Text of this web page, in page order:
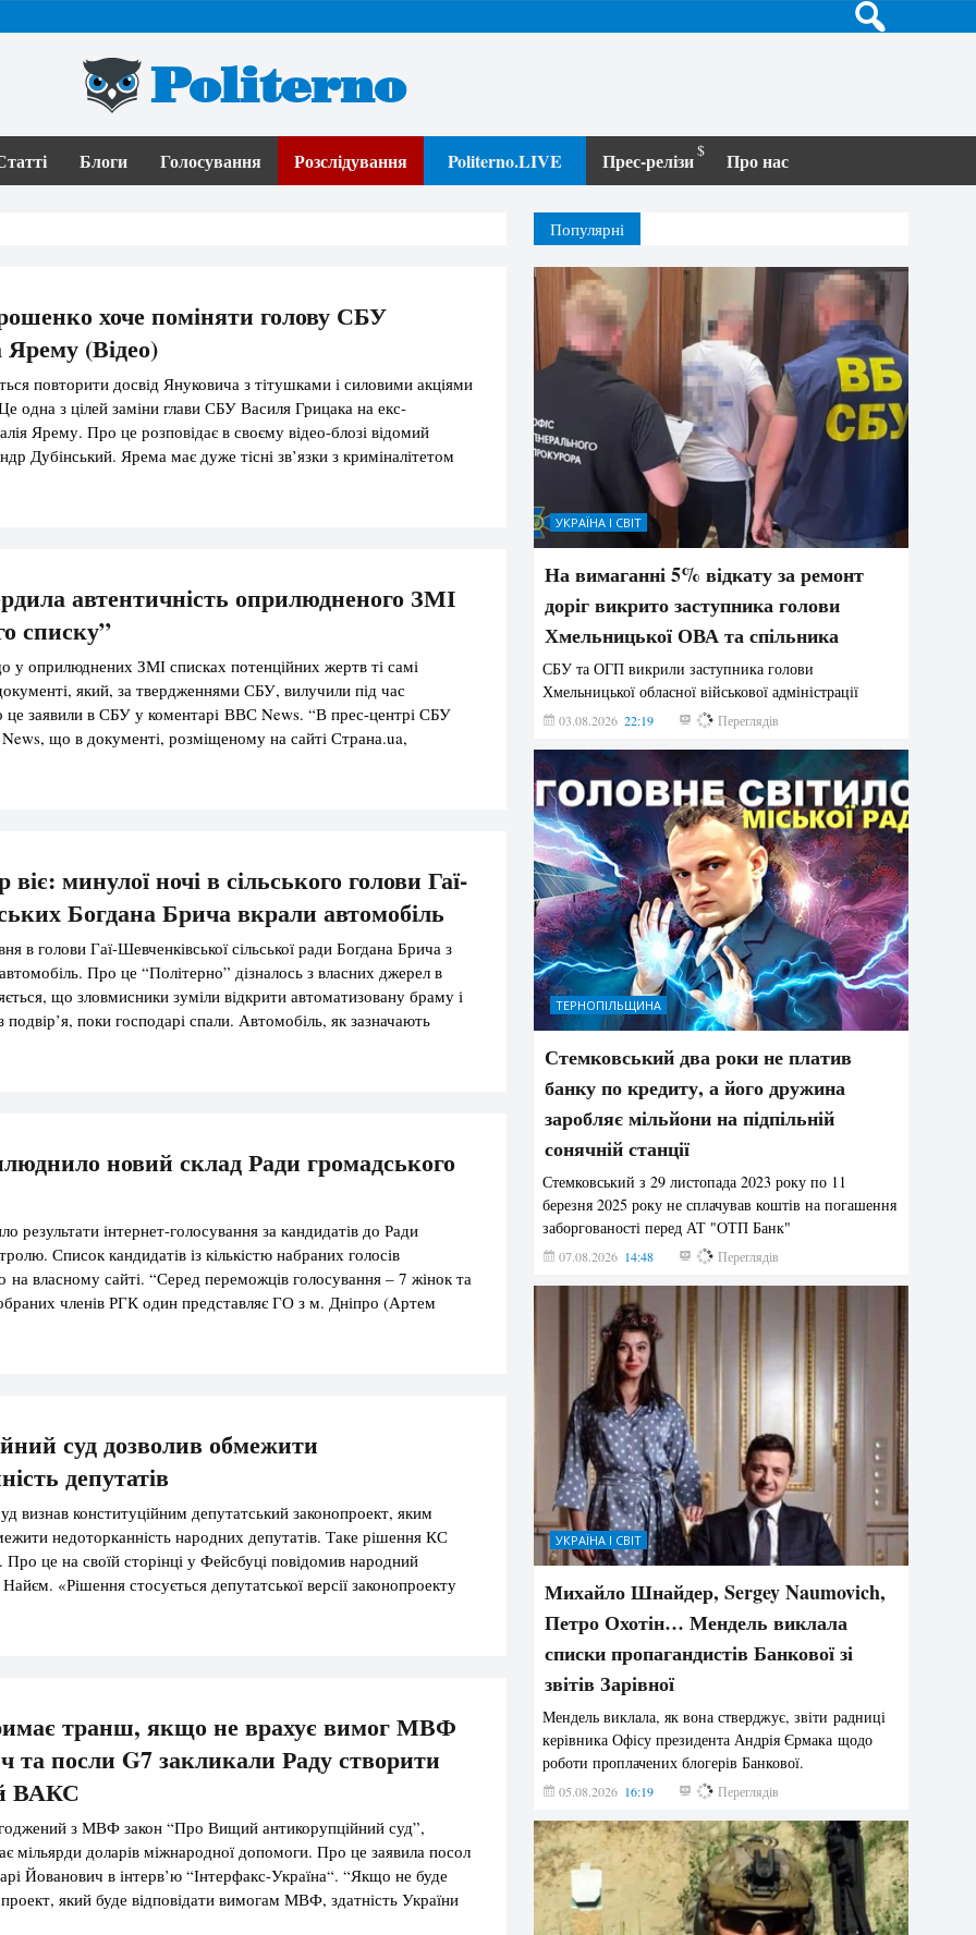
Politerno
Блоги Голосування Розслідування Politerno.LIVE Прес-релізи Про нас
хоче поміняти голову СБУ
(Відео)
повторити досвід Януковича з тітушками і силовими акціями
одна з цілей заміни глави СБУ Василя Грицака на екс-
Ярему. Про це розповідає в своєму відео-блозі відомий
Дубінський. Ярема має дуже тісні зв’язки з криміналітетом
в київському УБОЗі разом з главою держохорони Гелетеєм і […]
автентичність оприлюдненого ЗМІ
списку”
оприлюднених ЗМІ списках потенційних жертв ті самі
який, за твердженнями СБУ, вилучили під час
це заявили в СБУ у коментарі ВВС News. “В прес-центрі СБУ
що в документі, розміщеному на сайті Страна.ua,
прізвища, що і в списку, який […]
віє: минулої ночі в сільського голови Гаї-
Богдана Брича вкрали автомобіль
в голови Гаї-Шевченківської сільської ради Богдана Брича з
Про це “Політерно” дізналось з власних джерел в
що зловмисники зуміли відкрити автоматизовану браму і
подвір’я, поки господарі спали. Автомобіль, як зазначають
відомого активіста і голови села, не з […]
новий склад Ради громадського
інтернет-голосування за кандидатів до Ради
Список кандидатів із кількістю набраних голосів
на власному сайті. “Серед переможців голосування – 7 жінок та
членів РГК один представляє ГО з м. Дніпро (Артем
— з м. Київ”, – йдеться в повідомленні Бюро. До РГК увійшли
суд дозволив обмежити
депутатів
визнав конституційним депутатський законопроект, яким
недоторканність народних депутатів. Таке рішення КС
це на своїй сторінці у Фейсбуці повідомив народний
«Рішення стосується депутатської версії законопроекту
обмежити недоторканність уже зараз, на цій сесії
транш, якщо не врахує вимог МВФ
та посли G7 закликали Раду створити
ВАКС
з МВФ закон “Про Вищий антикорупційний суд”,
мільярди доларів міжнародної допомоги. Про це заявила посол
Йованович в інтерв’ю “Інтерфакс-Україна“. “Якщо не буде
який буде відповідати вимогам МВФ, здатність України
буде підірвана, Україна не отримає мільярди доларів
Популярні
УКРАЇНА І СВІТ
На вимаганні 5% відкату за ремонт
доріг викрито заступника голови
Хмельницької ОВА та спільника
СБУ та ОГП викрили заступника голови
Хмельницької обласної військової адміністрації
03.08.2026 22:19 866 Переглядів
ТЕРНОПІЛЬЩИНА
Стемковський два роки не платив
банку по кредиту, а його дружина
заробляє мільйони на підпільній
сонячній станції
Стемковський з 29 листопада 2023 року по 11
березня 2025 року не сплачував коштів на погашення
заборгованості перед АТ "ОТП Банк"
07.08.2026 14:48 273 Переглядів
УКРАЇНА І СВІТ
Михайло Шнайдер, Sergey Naumovich,
Петро Охотін… Мендель виклала
списки пропагандистів Банкової зі
звітів Зарівної
Мендель виклала, як вона стверджує, звіти радниці
керівника Офісу президента Андрія Єрмака щодо
роботи проплачених блогерів Банкової.
05.08.2026 16:19 222 Переглядів